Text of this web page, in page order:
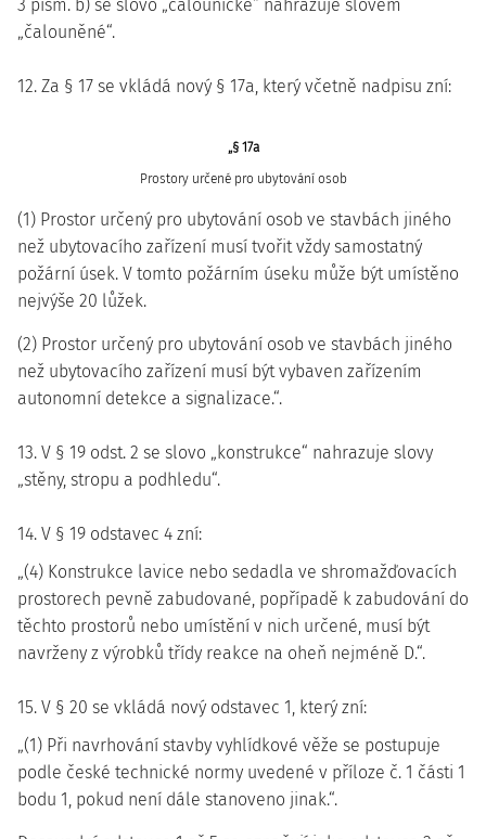
3 písm. b) se slovo „čalounické“ nahrazuje slovem
„čalouněné“.
12. Za § 17 se vkládá nový § 17a, který včetně nadpisu zní:
„§ 17a
Prostory určené pro ubytování osob
(1) Prostor určený pro ubytování osob ve stavbách jiného
než ubytovacího zařízení musí tvořit vždy samostatný
požární úsek. V tomto požárním úseku může být umístěno
nejvýše 20 lůžek.
(2) Prostor určený pro ubytování osob ve stavbách jiného
než ubytovacího zařízení musí být vybaven zařízením
autonomní detekce a signalizace.“.
13. V § 19 odst. 2 se slovo „konstrukce“ nahrazuje slovy
„stěny, stropu a podhledu“.
14. V § 19 odstavec 4 zní:
„(4) Konstrukce lavice nebo sedadla ve shromažďovacích
prostorech pevně zabudované, popřípadě k zabudování do
těchto prostorů nebo umístění v nich určené, musí být
navrženy z výrobků třídy reakce na oheň nejméně D.“.
15. V § 20 se vkládá nový odstavec 1, který zní:
„(1) Při navrhování stavby vyhlídkové věže se postupuje
podle české technické normy uvedené v příloze č. 1 části 1
bodu 1, pokud není dále stanoveno jinak.“.